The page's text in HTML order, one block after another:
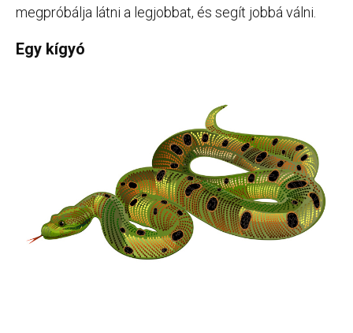
megpróbálja látni a legjobbat, és segít jobbá válni.
Egy kígyó